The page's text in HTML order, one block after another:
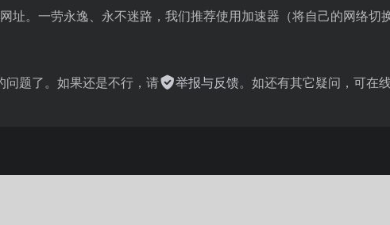
址。一劳永逸、永不迷路，我们推荐使用加速器（将自己的网络
题了。如果还是不行，请 举报与反馈。如还有其它疑问，可在